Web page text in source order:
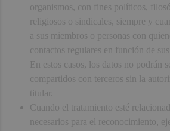
organismos, con fines políticos,
religiosos o sindicales, siempre y
a sus miembros o personas con
contactos regulares en función de
En estos casos, los datos no podrán
compartidos con terceros sin la
titular.
Cuando el tratamiento esté
necesarios para el reconocimiento,